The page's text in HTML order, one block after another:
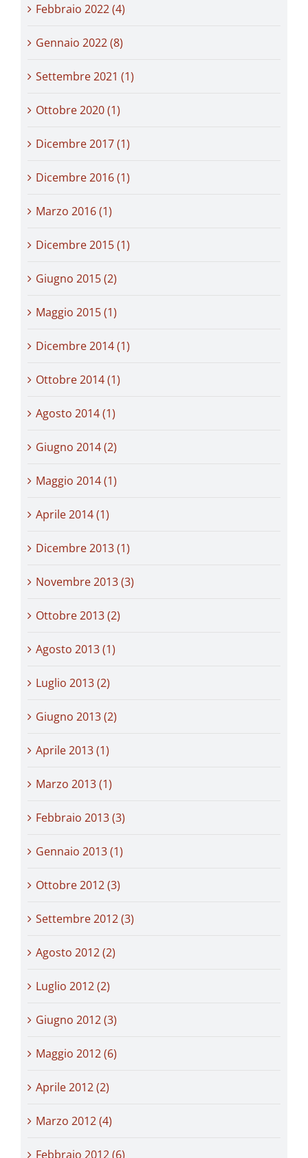
Febbraio 2022 (4)
Gennaio 2022 (8)
Settembre 2021 (1)
Ottobre 2020 (1)
Dicembre 2017 (1)
Dicembre 2016 (1)
Marzo 2016 (1)
Dicembre 2015 (1)
Giugno 2015 (2)
Maggio 2015 (1)
Dicembre 2014 (1)
Ottobre 2014 (1)
Agosto 2014 (1)
Giugno 2014 (2)
Maggio 2014 (1)
Aprile 2014 (1)
Dicembre 2013 (1)
Novembre 2013 (3)
Ottobre 2013 (2)
Agosto 2013 (1)
Luglio 2013 (2)
Giugno 2013 (2)
Aprile 2013 (1)
Marzo 2013 (1)
Febbraio 2013 (3)
Gennaio 2013 (1)
Ottobre 2012 (3)
Settembre 2012 (3)
Agosto 2012 (2)
Luglio 2012 (2)
Giugno 2012 (3)
Maggio 2012 (6)
Aprile 2012 (2)
Marzo 2012 (4)
Febbraio 2012 (6)